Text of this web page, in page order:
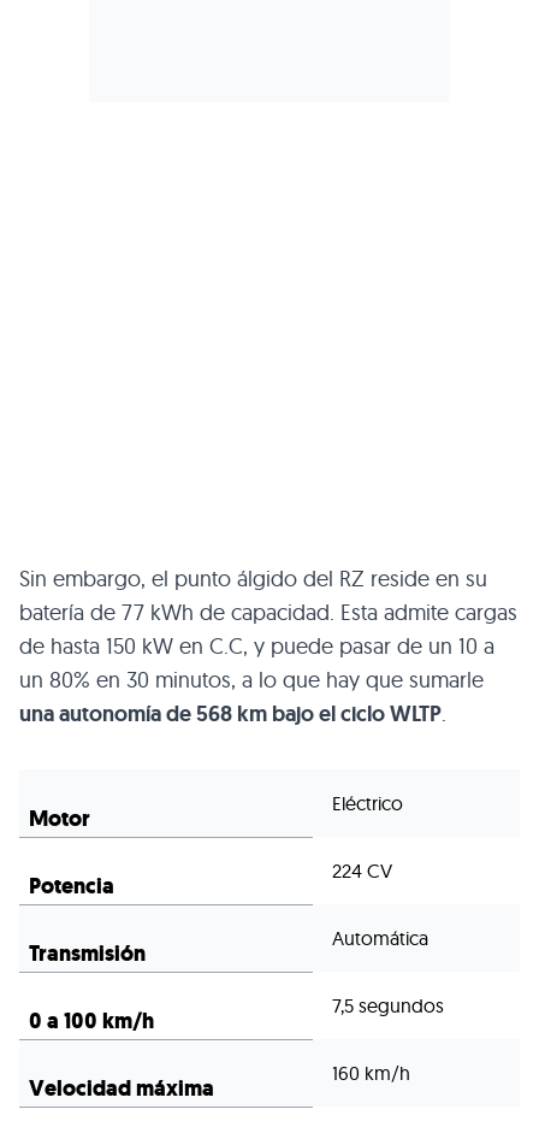
Sin embargo, el punto álgido del RZ reside en su
batería de 77 kWh de capacidad. Esta admite cargas
de hasta 150 kW en C.C, y puede pasar de un 10 a
un 80% en 30 minutos, a lo que hay que sumarle
una autonomía de 568 km bajo el ciclo WLTP.
Motor
Eléctrico
Potencia
224 CV
Transmisión
Automática
0 a 100 km/h
7,5 segundos
Velocidad máxima
160 km/h